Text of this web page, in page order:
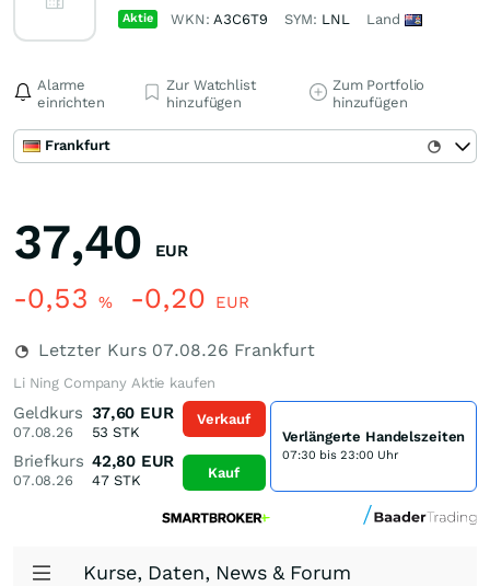
Aktie WKN:A3C6T9 SYM: LNL Land
Alarme
einrichten
Zur Watchlist
hinzufügen
Zum Portfolio
hinzufügen
Frankfurt
37,40 EUR
-0,53 % -0,20 EUR
Letzter Kurs 07.08.26 Frankfurt
Li Ning Company Aktie kaufen
Geldkurs
07.08.26
37,60 EUR
53 STK
Briefkurs
07.08.26
42,80 EUR
47 STK
Verkauf
Kauf
Verlängerte Handelszeiten
07:30 bis 23:00 Uhr
Kurse, Daten, News & Forum